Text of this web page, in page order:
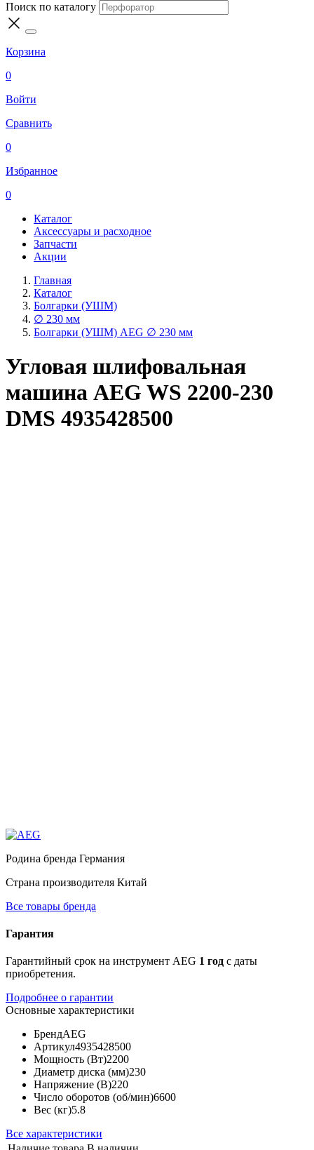
Поиск по каталогу
Корзина
0
Войти
Сравнить
0
Избранное
0
Каталог
Аксессуары и расходное
Запчасти
Акции
Главная
Каталог
Болгарки (УШМ)
∅ 230 мм
Болгарки (УШМ) AEG ∅ 230 мм
Угловая шлифовальная
машина AEG WS 2200-230
DMS 4935428500
Родина бренда Германия
Страна производителя Китай
Все товары бренда
Гарантия
Гарантийный срок на инструмент AEG 1 год с даты
приобретения.
Подробнее о гарантии
Основные характеристики
БрендAEG
Артикул4935428500
Мощность (Вт)2200
Диаметр диска (мм)230
Напряжение (В)220
Число оборотов (об/мин)6600
Вес (кг)5.8
Все характеристики